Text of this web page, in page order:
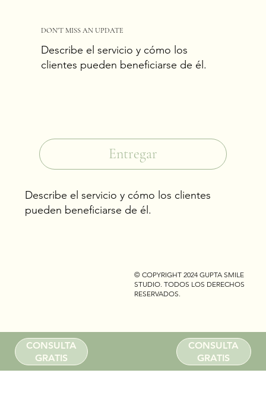
DON'T MISS AN UPDATE
Describe el servicio y cómo los
clientes pueden beneficiarse de él.
Entregar
Describe el servicio y cómo los clientes
pueden beneficiarse de él.
© COPYRIGHT 2024 GUPTA SMILE
STUDIO. TODOS LOS DERECHOS
RESERVADOS.
CONSULTA
GRATIS
CONSULTA
GRATIS